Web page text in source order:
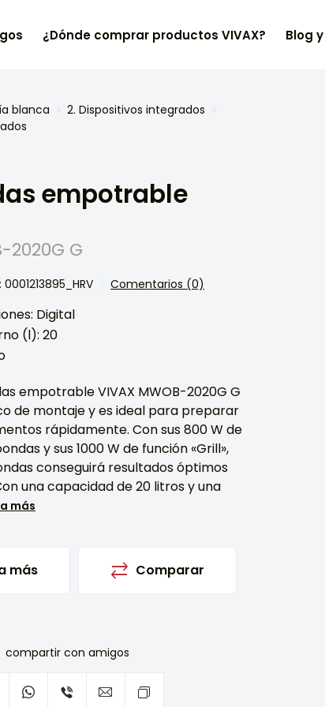
¿Dónde comprar productos VIVAX? Blog
blanca
2. Dispositivos integrados
empotrable
2020G G
Comentarios (0)
Digital
(l): 20
empotrable VIVAX MWOB-2020G G
de montaje y es ideal para preparar
rápidamente. Con sus 800 W de
y sus 1000 W de función «Grill»,
conseguirá resultados óptimos
una capacidad de 20 litros y una
más
más Comparar
compartir con amigos